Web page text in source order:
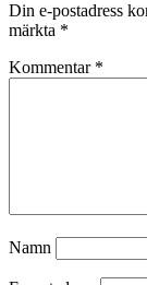
Din e-postadress
märkta *
Kommentar *
Namn